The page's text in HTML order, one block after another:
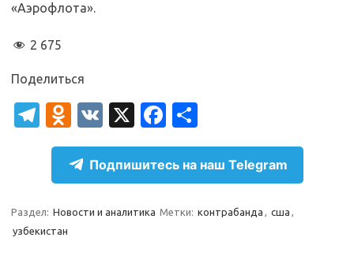
«Аэрофлота».
2 675
Поделиться
T
el
gr
a
m
O
d
n
o
kl
V
K
X
Fa
c
e
b
o
т
п
р
а
Подпишитесь на наш Telegram
Раздел: Новости и аналитика Метки: контрабанда , сша ,
узбекистан